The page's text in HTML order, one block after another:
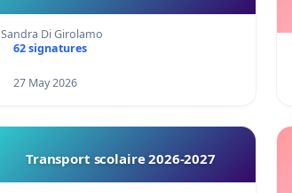
Sandra Di Girolamo
62 signatures
27 May 2026
Transport scolaire 2026-2027